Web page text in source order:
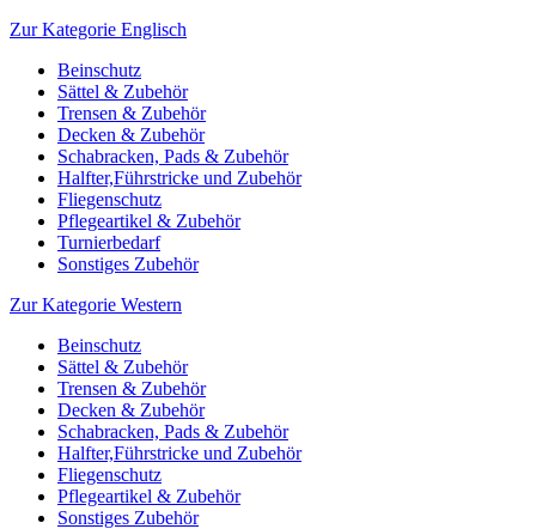
Zur Kategorie Englisch
Beinschutz
Sättel & Zubehör
Trensen & Zubehör
Decken & Zubehör
Schabracken, Pads & Zubehör
Halfter,Führstricke und Zubehör
Fliegenschutz
Pflegeartikel & Zubehör
Turnierbedarf
Sonstiges Zubehör
Zur Kategorie Western
Beinschutz
Sättel & Zubehör
Trensen & Zubehör
Decken & Zubehör
Schabracken, Pads & Zubehör
Halfter,Führstricke und Zubehör
Fliegenschutz
Pflegeartikel & Zubehör
Sonstiges Zubehör